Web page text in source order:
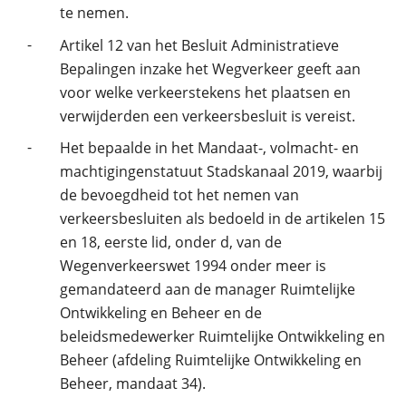
te nemen.
-
Artikel 12 van het Besluit Administratieve
Bepalingen inzake het Wegverkeer geeft aan
voor welke verkeerstekens het plaatsen en
verwijderden een verkeersbesluit is vereist.
-
Het bepaalde in het Mandaat-, volmacht- en
machtigingenstatuut Stadskanaal 2019, waarbij
de bevoegdheid tot het nemen van
verkeersbesluiten als bedoeld in de artikelen 15
en 18, eerste lid, onder d, van de
Wegenverkeerswet 1994 onder meer is
gemandateerd aan de manager Ruimtelijke
Ontwikkeling en Beheer en de
beleidsmedewerker Ruimtelijke Ontwikkeling en
Beheer (afdeling Ruimtelijke Ontwikkeling en
Beheer, mandaat 34).